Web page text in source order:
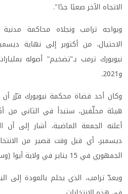
الاتجاه الآخر صعبًا جدًا".
ويواجه ترامب ونجلاه محاكمة
الاحتيال، من أكتوبر إلى نهاية
و2021.
وكان أحد قضاة محكمة نيويورك قرّر
هيئة محلّفين، ستبدأ في الثاني من
ديسمبر، أي قبل وقت قصير من
الجمهوري في 15 يناير في ولاية أيوا (وسط).
ويعدّ ترامب، الذي يحلم بالعودة إلى